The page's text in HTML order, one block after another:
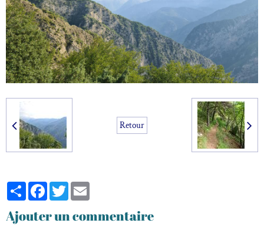
Retour
PartagerFacebook
Twitter
Ajouter un commentaire